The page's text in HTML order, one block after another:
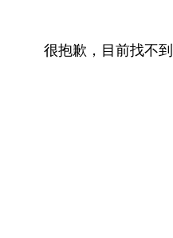
很抱歉，目前找不